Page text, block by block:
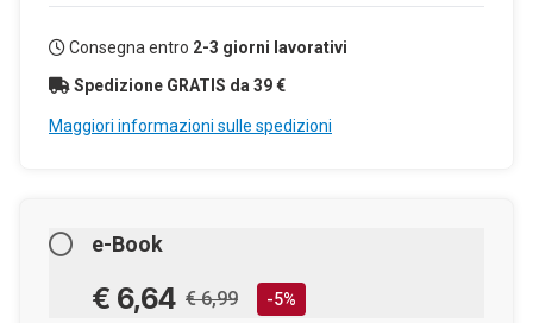
Consegna entro 2-3 giorni lavorativi
Spedizione GRATIS da 39 €
Maggiori informazioni sulle spedizioni
e-Book
€ 6,64 € 6,99 -5%